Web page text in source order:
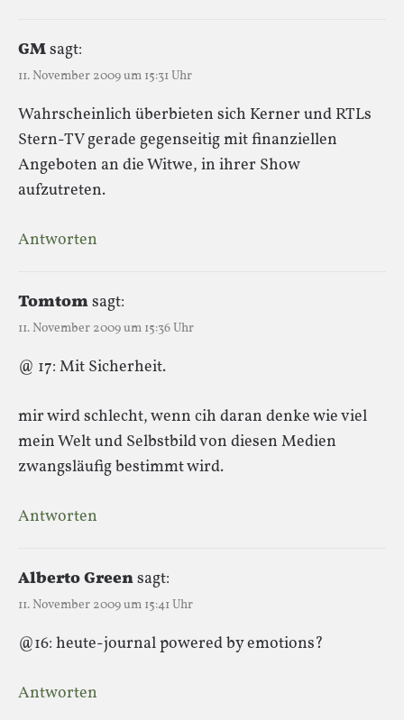
GMsagt:
11. November 2009 um 15:31 Uhr
Wahrscheinlich überbieten sich Kerner und RTLs
Stern-TV gerade gegenseitig mit finanziellen
Angeboten an die Witwe, in ihrer Show
aufzutreten.
Antworten
Tomtomsagt:
11. November 2009 um 15:36 Uhr
@ 17: Mit Sicherheit.
mir wird schlecht, wenn cih daran denke wie viel
mein Welt und Selbstbild von diesen Medien
zwangsläufig bestimmt wird.
Antworten
Alberto Greensagt:
11. November 2009 um 15:41 Uhr
@16: heute-journal powered by emotions?
Antworten